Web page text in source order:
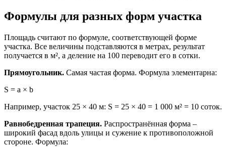
Формулы для разных форм участка
Площадь считают по формуле, соответствующей форме
участка. Все величины подставляются в метрах, результат
получается в м², а деление на 100 переводит его в сотки.
Прямоугольник. Самая частая форма. Формула элементарна:
S = a × b
Например, участок 25 × 40 м: S = 25 × 40 = 1 000 м² = 10 соток.
Равнобедренная трапеция. Распространённая форма –
широкий фасад вдоль улицы и сужение к противоположной
стороне. Формула: